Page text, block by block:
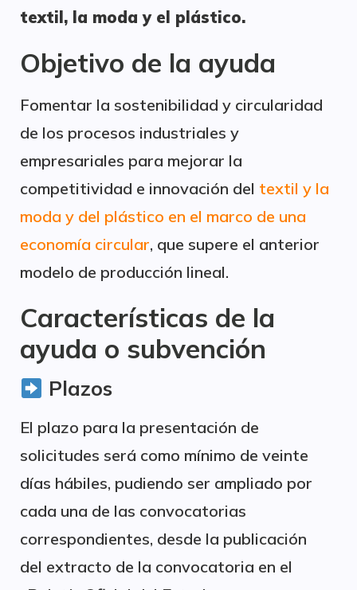
textil, la moda y el plástico.
Objetivo de la ayuda
Fomentar la sostenibilidad y circularidad
de los procesos industriales y
empresariales para mejorar la
competitividad e innovación del textil y la
moda y del plástico en el marco de una
economía circular, que supere el anterior
modelo de producción lineal.
Características de la
ayuda o subvención
Plazos
El plazo para la presentación de
solicitudes será como mínimo de veinte
días hábiles, pudiendo ser ampliado por
cada una de las convocatorias
correspondientes, desde la publicación
del extracto de la convocatoria en el